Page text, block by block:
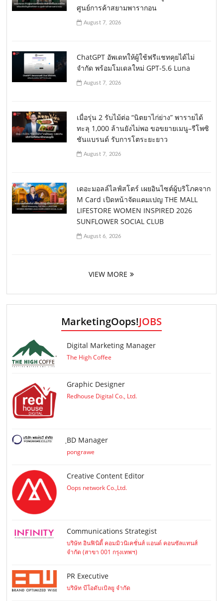
ศูนย์การค้าสยามพารากอน
August 7, 2026
ChatGPT อัพเดทให้ผู้ใช้ฟรีแชทคุยได้ไม่
จำกัด พร้อมโมเดลใหม่ GPT-5.6 Luna
August 7, 2026
เมื่อรุ่น 2 รับไม้ต่อ “นิตยาไก่ย่าง” พารายได้
ทะลุ 1,000 ล้านยังไม่พอ ขอขยายเมนู–รีโพซิ
ชันแบรนด์ รับการโตระยะยาว
August 7, 2026
เดอะมอลล์ไลฟ์สโตร์ เผยอินไซต์ผู้บริโภคจาก
M Card เปิดหน้าจัดแคมเปญ THE MALL
LIFESTORE WOMEN INSPIRED 2026
SUNFLOWER SOCIAL CLUB
August 6, 2026
VIEW MORE
MarketingOops!JOBS
Digital Marketing Manager
The High Coffee
Graphic Designer
Redhouse Digital Co., Ltd.
ฺBD Manager
pongrawe
Creative Content Editor
Oops network Co.,Ltd.
Communications Strategist
บริษัท อินฟินิตี้ คอมมิวนิเคชั่นส์ แอนด์ คอนซัลแทนส์
จำกัด (สาขา 001 กรุงเทพฯ)
PR Executive
บริษัท บีโอดับเบิลยู จำกัด